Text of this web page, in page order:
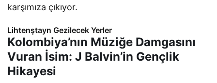
karşımıza çıkıyor.
Lihtenştayn Gezilecek Yerler
Kolombiya’nın Müziğe Damgasını
Vuran İsim: J Balvin’in Gençlik
Hikayesi